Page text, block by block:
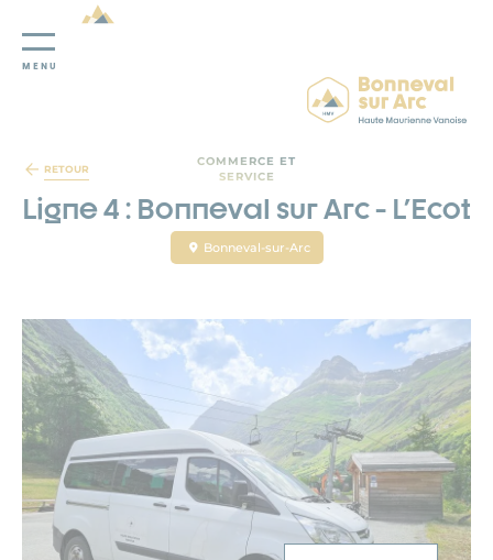
Panneau de gestion des cookies
MENU
RETOUR
COMMERCE ET
SERVICE
Ligne 4 : Bonneval sur Arc - L'Ecot
Bonneval-sur-Arc